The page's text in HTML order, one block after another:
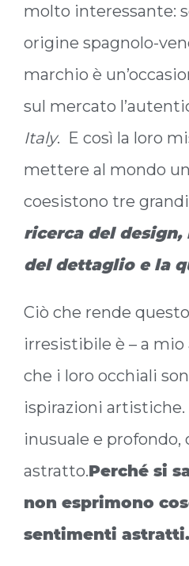
molto interessante:
origine spagnolo-
marchio è
sul mercato
Italy. E così la loro
mettere al mondo
coesistono tre
ricerca del design,
del dettaglio e la
Ciò che rende
irresistibile è – a mio
che i loro occhiali
ispirazioni
inusuale e profondo,
astratto.Perché si
non esprimono
sentimenti astratti.